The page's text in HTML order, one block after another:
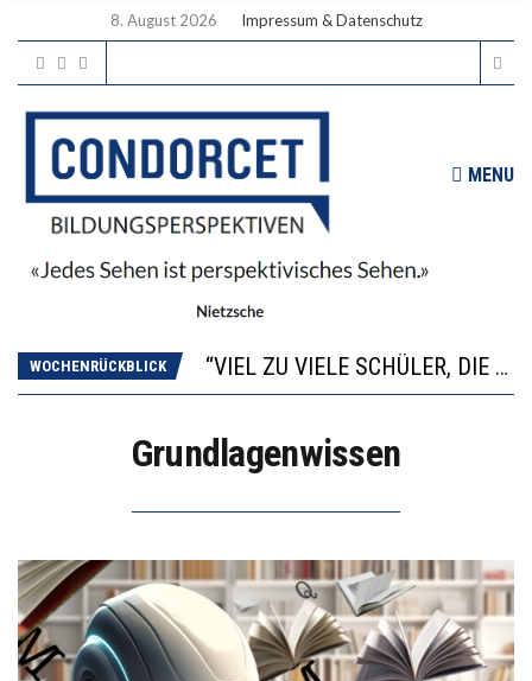
8. August 2026 Impressum & Datenschutz
MENU
WOCHENRÜCKBLICK
“VIEL ZU VIELE SCHÜLER, DIE GEMESSEN AN IHREN FÄHIGKEITEN GAR NICHT ANS GYMNASIUM GEHÖREN”
DIE GANZE HILFLOSIGKEIT DES BILDUNGSBÜRGERTUMS
Grundlagenwissen